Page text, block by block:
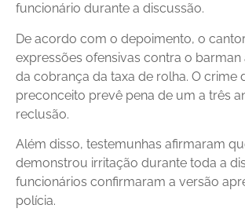
funcionário durante a discussão.
De acordo com o depoimento, o
expressões ofensivas contra o
da cobrança da taxa de rolha. O crime
preconceito prevê pena de um a três
reclusão.
Além disso, testemunhas afirmaram
demonstrou irritação durante toda a
funcionários confirmaram a versão
polícia.